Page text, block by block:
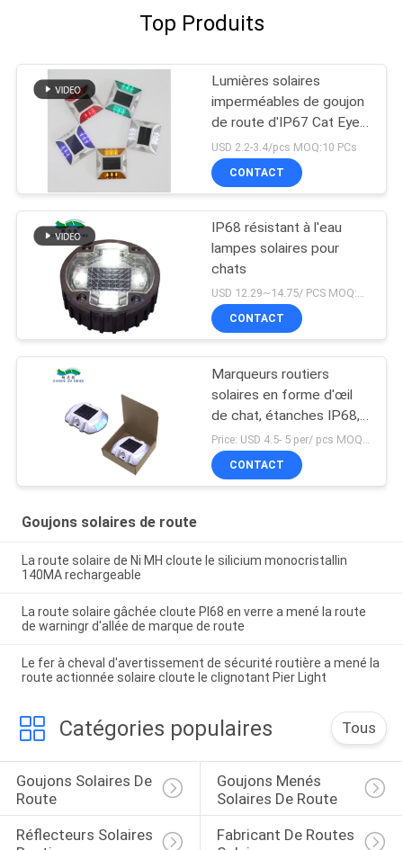
Top Produits
Lumières solaires
imperméables de goujon
de route d'IP67 Cat Eye
Road Stud Outdoor
USD 2.2-3.4/pcs MOQ:10 PCs
CONTACT
IP68 résistant à l'eau
lampes solaires pour
chats
USD 12.29~14.75/ PCS MOQ:PCs 1
CONTACT
Marqueurs routiers
solaires en forme d'œil
de chat, étanches IP68,
deux modes
Price: USD 4.5- 5 per/ pcs MOQ:10
CONTACT
Goujons solaires de route
La route solaire de Ni MH cloute le silicium monocristallin
140MA rechargeable
La route solaire gâchée cloute PI68 en verre a mené la route
de warningr d'allée de marque de route
Le fer à cheval d'avertissement de sécurité routière a mené la
route actionnée solaire cloute le clignotant Pier Light
Catégories populaires Tous
Goujons Solaires De
Route
Goujons Menés
Solaires De Route
Réflecteurs Solaires
Fabricant De Routes